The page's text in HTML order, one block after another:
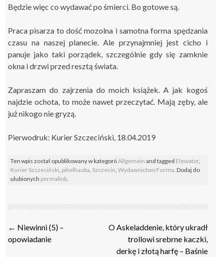
Będzie więc co wydawać po śmierci. Bo gotowe są.
Praca pisarza to dość mozolna i samotna forma spędzania
czasu na naszej planecie. Ale przynajmniej jest cicho i
panuje jako taki porządek, szczególnie gdy się zamknie
okna i drzwi przed resztą świata.
Zapraszam do zajrzenia do moich książek. A jak kogoś
najdzie ochota, to może nawet przeczytać. Mają zęby, ale
już nikogo nie gryzą.
Pierwodruk: Kurier Szczeciński, 18.04.2019
Ten wpis został opublikowany w kategoriiAllgemein and tagged Elewator,
Kurier Szczeciński pikelhauba Szczecin ,Wydawnictwo Forma . Dodaj do
ulubionych permalink
Post
navigation
← Niewinni (5) –
opowiadanie
O Askeladdenie, który ukradł
trollowi srebrne kaczki,
derkę i złotą harfę – Baśnie